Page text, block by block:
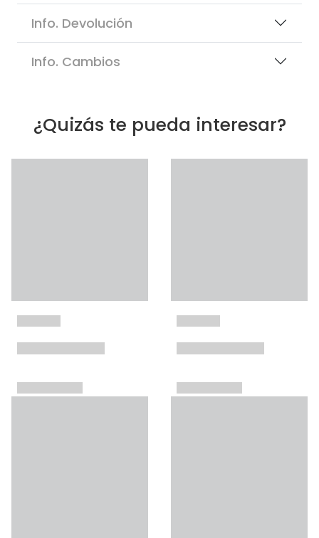
Info. Devolución
Info. Cambios
¿Quizás te pueda interesar?